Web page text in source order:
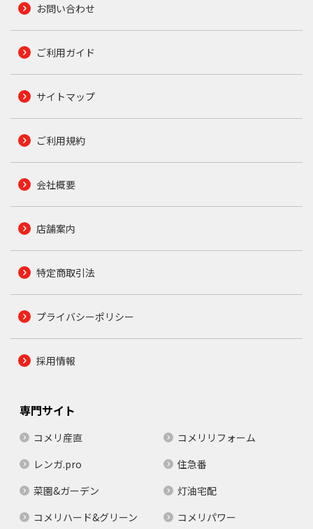
お問い合わせ
ご利用ガイド
サイトマップ
ご利用規約
会社概要
店舗案内
特定商取引法
プライバシーポリシー
採用情報
専門サイト
コメリ産直
コメリリフォーム
レンガ.pro
住急番
菜園&ガーデン
灯油宅配
コメリハード&グリーン
コメリパワー